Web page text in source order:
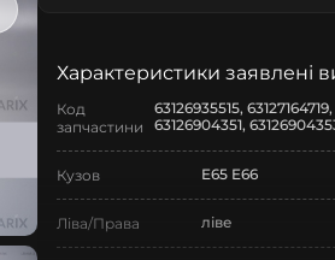
Характеристики заявлені
Код
запчастини
63126935515,
63126904351,
Кузов E65 E66
Ліва/Права ліве